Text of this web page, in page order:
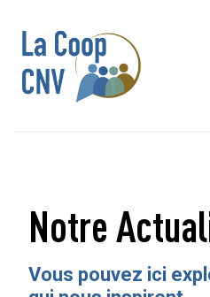
Notre
Vous pouvez ici